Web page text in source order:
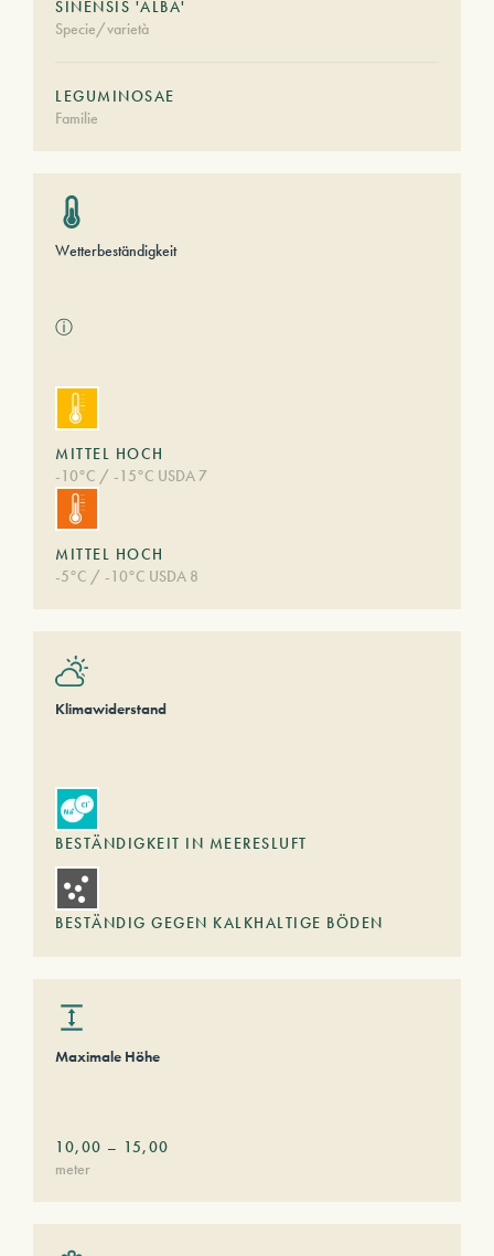
SINENSIS 'ALBA'
Specie/varietà
LEGUMINOSAE
Familie
Wetterbeständigkeit
ⓘ
MITTEL HOCH
-10°C / -15°C USDA 7
MITTEL HOCH
-5°C / -10°C USDA 8
Klimawiderstand
BESTÄNDIGKEIT IN MEERESLUFT
BESTÄNDIG GEGEN KALKHALTIGE BÖDEN
Maximale Höhe
10,00 – 15,00
meter